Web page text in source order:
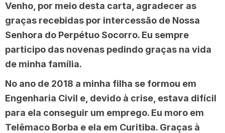
Venho, por meio desta carta, agradecer as
graças recebidas por intercessão de Nossa
Senhora do Perpétuo Socorro. Eu sempre
participo das novenas pedindo graças na vida
de minha família.
No ano de 2018 a minha filha se formou em
Engenharia Civil e, devido à crise, estava difícil
para ela conseguir um emprego. Eu moro em
Telêmaco Borba e ela em Curitiba. Graças à